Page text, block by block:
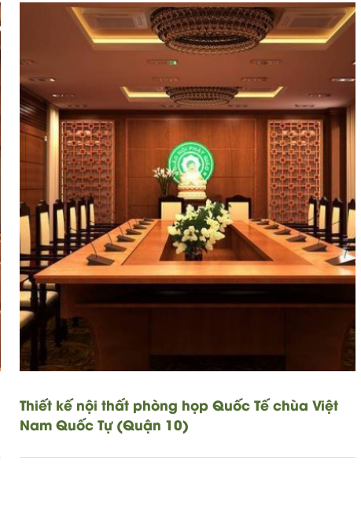
Thiết kế nội thất phòng họp Quốc Tế chùa Việt
Nam Quốc Tự (Quận 10)